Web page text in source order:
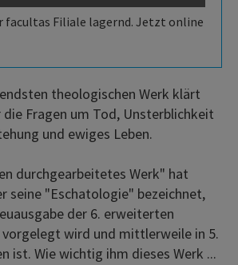
facultas Filiale lagernd. Jetzt online
theologischen Werk klärt
Fragen um Tod, Unsterblichkeit
und ewiges Leben.
durchgearbeitetes Werk" hat
seine "Eschatologie" bezeichnet,
der 6. erweiterten
vorgelegt wird und mittlerweile in 5.
ist. Wie wichtig ihm dieses Werk ...